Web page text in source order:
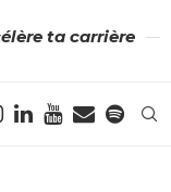
ta carrière